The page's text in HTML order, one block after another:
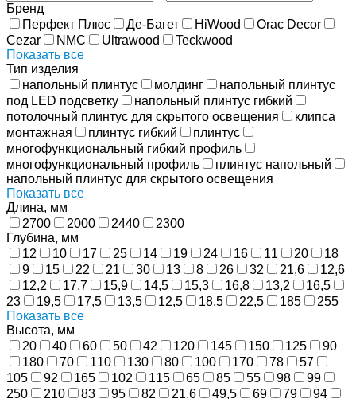
Бренд
Перфект Плюс
Де-Багет HiWood
Orac Decor
Cezar
NMC Ultrawood
Teckwood
Показать все
Тип изделия
напольный плинтус
молдинг
напольный плинтус
под LED подсветку
напольный плинтус гибкий
потолочный плинтус для скрытого освещения
клипса
монтажная
плинтус гибкий
плинтус
многофункциональный гибкий профиль
многофункциональный профиль
плинтус напольный
напольный плинтус для скрытого освещения
Показать все
Длина, мм
2700
2000 2440
2300
Глубина, мм
12
10 17 25 14 19 24 16 11 20
18
9
15 22 21 30 13 8 26 32 21,6
12,6
12,2
17,7 15,9 14,5 15,3 16,8 13,2
16,5
23
19,5 17,5 13,5 12,5 18,5 22,5 185
255
Показать все
Высота, мм
20
40 60 50 42 120 145 150 125
90
180
70 110 130 80 100 170 78
57
105
92 165 102 115 65 85 55 98
99
250
210 83 95 82 21,6 49,5 69 79 94